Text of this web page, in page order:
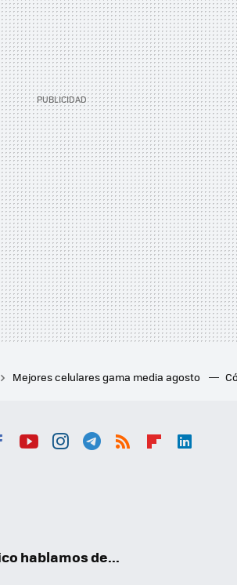
Mejores celulares gama media agosto
hablamos de...